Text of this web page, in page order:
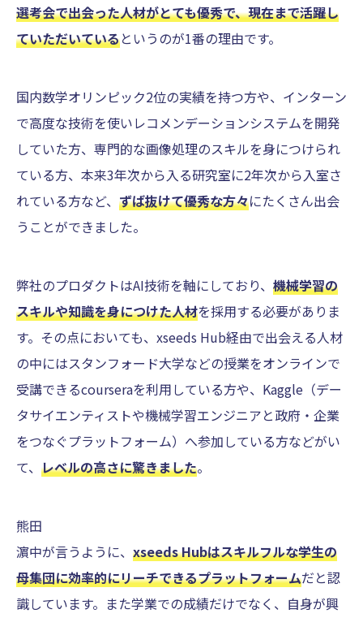
選考会で出会った人材がとても優秀で、現在まで活躍し
ていただいているというのが1番の理由です。
国内数学オリンピック2位の実績を持つ方や、インターン
で高度な技術を使いレコメンデーションシステムを開発
していた方、専門的な画像処理のスキルを身につけられ
ている方、本来3年次から入る研究室に2年次から入室さ
れている方など、 ずば抜けて優秀な方々にたくさん出会
うことができました。
弊社のプロダクトはAI技術を軸にしており、 機械学習の
スキルや知識を身につけた人材を採用する必要がありま
す。その点においても、xseeds Hub経由で出会える人材
の中にはスタンフォード大学などの授業をオンラインで
受講できるcourseraを利用している方や、Kaggle（デー
タサイエンティストや機械学習エンジニアと政府・企業
をつなぐプラットフォーム）へ参加している方などがい
て、 レベルの高さに驚きました。
熊田
濵中が言うように、 xseeds Hubはスキルフルな学生の
母集団に効率的にリーチできるプラットフォームだと認
識しています。また学業での成績だけでなく、自身が興